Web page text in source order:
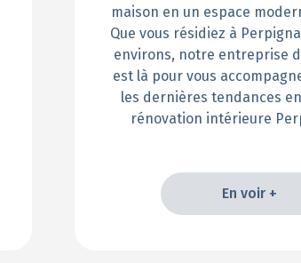
maison en un espace
Que vous résidiez à
environs, notre entreprise
est là pour vous
les dernières tendances
rénovation intérieure
En voir +